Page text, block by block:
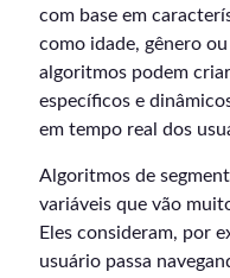
com base em
como idade, gênero
algoritmos podem
específicos e
em tempo real dos
Algoritmos de
variáveis que vão
Eles consideram, por
usuário passa